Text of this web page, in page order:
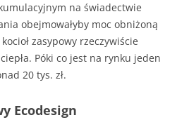
na świadectwie
obejmowałyby moc obniżoną
zasypowy rzeczywiście
Póki co jest na rynku jeden
20 tys. zł.
Ecodesign